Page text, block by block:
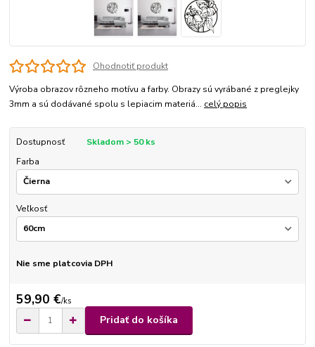
Ohodnotiť produkt
Výroba obrazov rôzneho motívu a farby. Obrazy sú vyrábané z preglejky
3mm a sú dodávané spolu s lepiacim materiá... celý popis
Dostupnosť
Skladom > 50 ks
Farba
Veľkosť
Nie sme platcovia DPH
59,90 €/ks
Pridať do košíka